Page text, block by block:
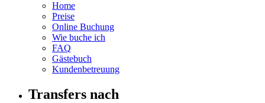
Home
Preise
Online Buchung
Wie buche ich
FAQ
Gästebuch
Kundenbetreuung
Transfers nach